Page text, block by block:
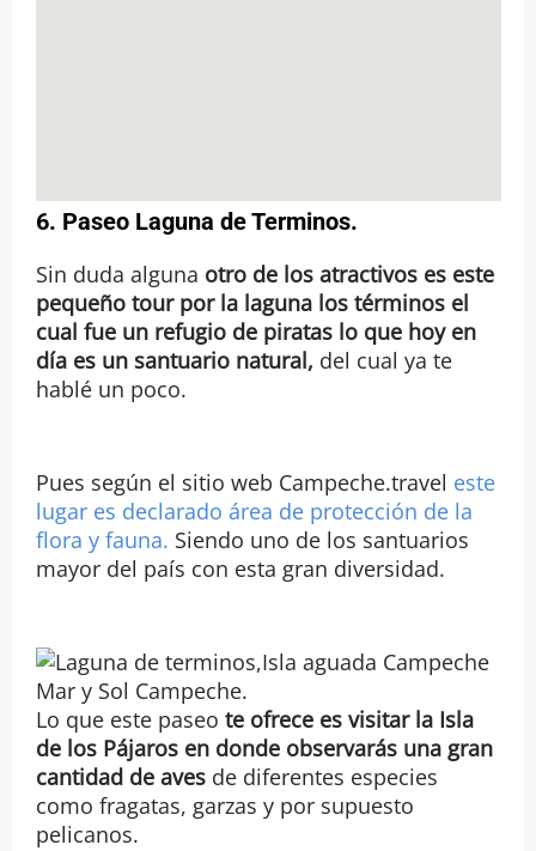
6. Paseo Laguna de Terminos.
Sin duda alguna otro de los atractivos es este
pequeño tour por la laguna los términos el
cual fue un refugio de piratas lo que hoy en
día es un santuario natural, del cual ya te
hablé un poco.
Pues según el sitio web Campeche.travel este
lugar es declarado área de protección de la
flora y fauna. Siendo uno de los santuarios
mayor del país con esta gran diversidad.
Mar y Sol Campeche.
Lo que este paseo te ofrece es visitar la Isla
de los Pájaros en donde observarás una gran
cantidad de aves de diferentes especies
como fragatas, garzas y por supuesto
pelicanos.